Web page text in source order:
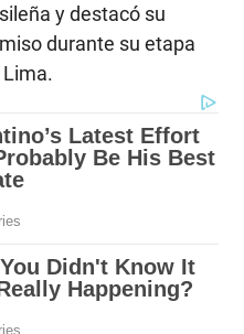
y destacó su
durante su etapa